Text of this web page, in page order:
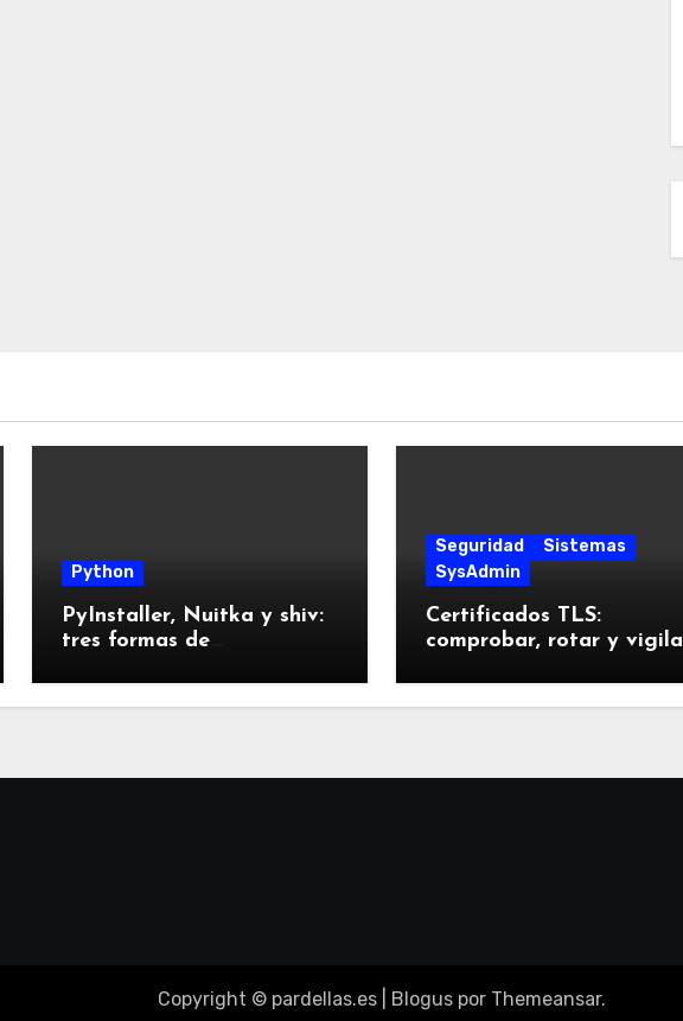
Python
PyInstaller, Nuitka y shiv:
tres formas de
puestas a prueba
Seguridad
Sistemas
SysAdmin
Certificados TLS:
comprobar, rotar y vigilar
Copyright © pardellas.es Blogus por Themeansar.